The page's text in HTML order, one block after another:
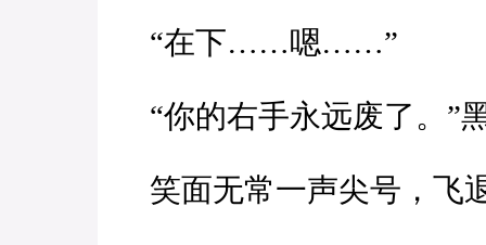
“在下……嗯……”
“你的右手永远废了。”
笑面无常一声尖号，飞